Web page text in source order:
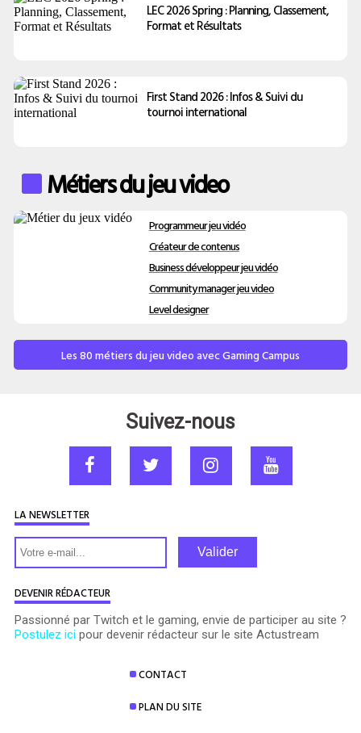
LEC 2026 Spring : Planning, Classement,
Format et Résultats
First Stand 2026 : Infos & Suivi du
tournoi international
Métiers du jeu video
Programmeur jeu vidéo
Créateur de contenus
Business développeur jeu vidéo
Community manager jeu video
Level designer
Les 80 métiers du jeu video avec Gaming Campus
CONTACT
PLAN DU SITE
Suivez-nous
LA NEWSLETTER
Valider
DEVENIR RÉDACTEUR
Passionné par Twitch et le gaming, envie de participer au site ?
Postulez ici pour devenir rédacteur sur le site Actustream